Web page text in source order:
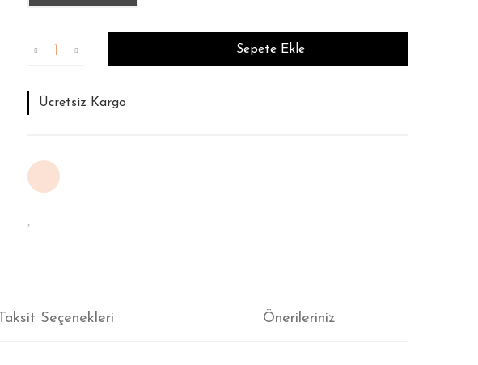
Sepete Ekle
Tahmini Teslim Süresi : 12 İş Günü
Ücretsiz Kargo
Taksit Seçenekleri Önerileriniz